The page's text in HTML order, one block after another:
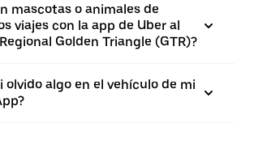
mascotas o animales de
viajes con la app de Uber al
Golden Triangle (GTR)?
olvido algo en el vehículo de mi